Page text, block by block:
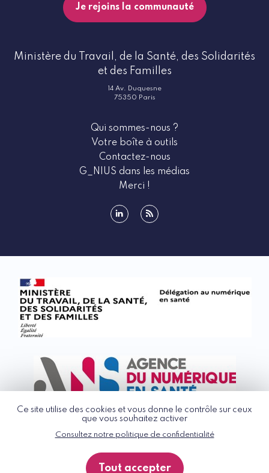
Ce site utilise des cookies et vous donne le contrôle sur ceux
que vous souhaitez activer
Consultez notre politique de confidentialité
Tout accepter
Je rejoins la communauté
Ministère du Travail, de la Santé, des Solidarités
et des Familles
14 Av. Duquesne
75350 Paris
Qui sommes-nous ?
Votre boîte à outils
Contactez-nous
G_NIUS dans les médias
Merci !
© G_NIUS 2026
Politique de confidentialité